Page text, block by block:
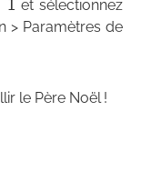
I et sélectionnez
> Paramètres de
le Père Noël !